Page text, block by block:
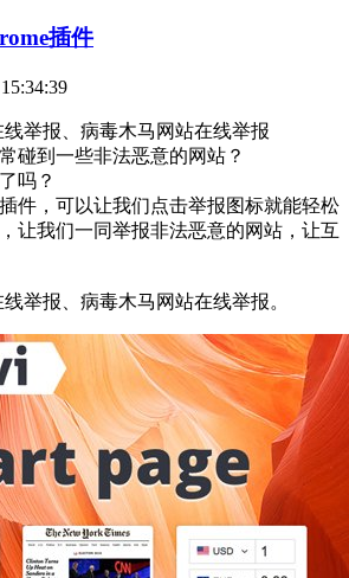
插件
举报、病毒木马网站在线举报
碰到一些非法恶意的网站？
吗？
件，可以让我们点击举报图标就能轻松
让我们一同举报非法恶意的网站，让互
举报、病毒木马网站在线举报。